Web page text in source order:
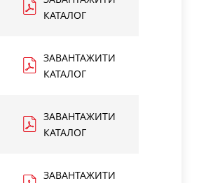
КАТАЛОГ
ЗАВАНТАЖИТИ
КАТАЛОГ
ЗАВАНТАЖИТИ
КАТАЛОГ
ЗАВАНТАЖИТИ